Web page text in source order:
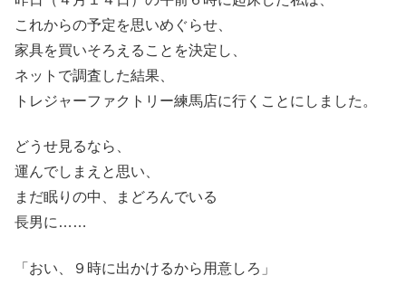
これからの予定を思いめぐらせ、
家具を買いそろえることを決定し、
ネットで調査した結果、
トレジャーファクトリー練馬店に行くことにしました。
どうせ見るなら、
運んでしまえと思い、
まだ眠りの中、まどろんでいる
長男に……
「おい、９時に出かけるから用意しろ」